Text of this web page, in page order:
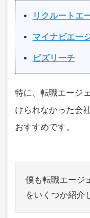
リクルートエ
マイナビエー
ビズリーチ
特に、転職エージ
けられなかった会
おすすめです。
僕も転職エージ
をいくつか紹介